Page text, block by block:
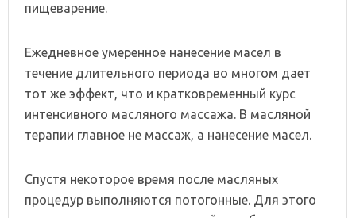
пищеварение.
Ежедневное умеренное нанесение масел в
течение длительного периода во многом дает
тот же эффект, что и кратковременный курс
интенсивного масляного массажа. В масляной
терапии главное не массаж, а нанесение масел.
Спустя некоторое время после масляных
процедур выполняются потогонные. Для этого